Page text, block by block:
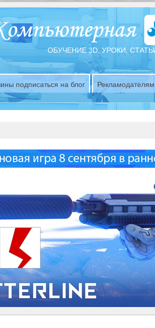
ОБУЧЕНИЕ 3D, УРОКИ,
подписаться на блог Рекламодателям